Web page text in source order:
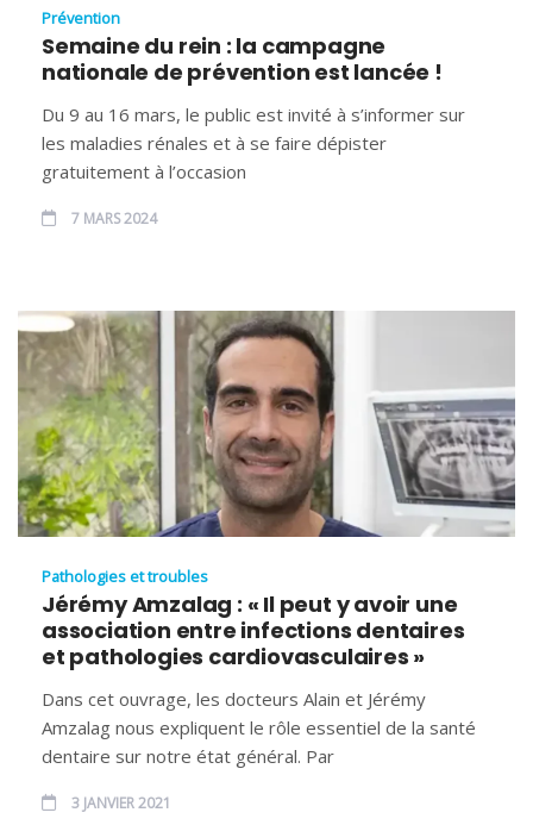
Prévention
Semaine du rein : la campagne
nationale de prévention est lancée !
Du 9 au 16 mars, le public est invité à s’informer sur
les maladies rénales et à se faire dépister
gratuitement à l’occasion
7 MARS 2024
Pathologies et troubles
Jérémy Amzalag : « Il peut y avoir une
association entre infections dentaires
et pathologies cardiovasculaires »
Dans cet ouvrage, les docteurs Alain et Jérémy
Amzalag nous expliquent le rôle essentiel de la santé
dentaire sur notre état général. Par
3 JANVIER 2021